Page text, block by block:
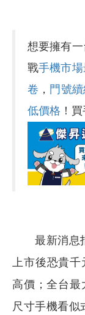
想要擁有
戰手機市
卷 ， 門號
低價格 ！
最新消息指
上市後恐貴
高價；全台
尺寸手機看似